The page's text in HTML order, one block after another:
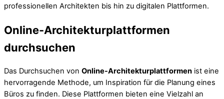
professionellen Architekten bis hin zu digitalen Plattformen.
Online-Architekturplattformen
durchsuchen
Das Durchsuchen von Online-Architekturplattformen ist eine
hervorragende Methode, um Inspiration für die Planung eines
Büros zu finden. Diese Plattformen bieten eine Vielzahl an